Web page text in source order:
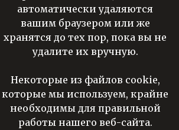
автоматически удаляются
вашим браузером или же
хранятся до тех пор, пока вы не
удалите их вручную.
Некоторые из файлов cookie,
которые мы используем, крайне
необходимы для правильной
работы нашего веб-сайта.